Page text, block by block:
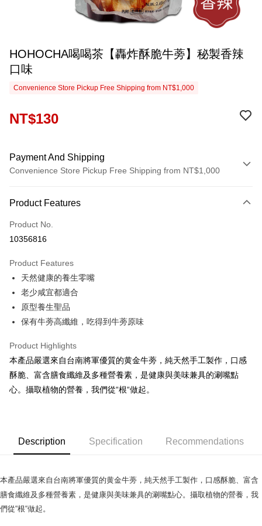
HOHOCHA喝喝茶【轟炸酥脆牛蒡】秘製香辣
口味
Convenience Store Pickup Free Shipping from NT$1,000
NT$130
Payment And Shipping
Convenience Store Pickup Free Shipping from NT$1,000
Credit Card (Full Payment)
Convenience Store Pickup and Pay
Apple Pay
Google Pay
ATM Transfer
Shipping Method
全家取貨付款
NT$70/order | Free shipping on orders of NT$1,000 or more
7-11取貨付款
NT$70/order | Free shipping on orders of NT$1,000 or more
NT$70/order | Free shipping on orders of NT$1,000 or more
宅配
Product Features
Product No.
10356816
Product Features
天然健康的養生零嘴
老少咸宜都適合
原型養生聖品
保有牛蒡高纖維，吃得到牛蒡原味
Product Highlights
本產品嚴選來自台南將軍優質的黄金牛蒡，純天然手工製作，口感
酥脆、富含膳食纖維及多種營養素，是健康與美味兼具的涮嘴點
心。攝取植物的營養，我們從“根“做起。
Description Specification Recommendations
本產品嚴選來自台南將軍優質的黄金牛蒡，純天然手工製作，口感酥脆、富含
膳食纖維及多種營養素，是健康與美味兼具的涮嘴點心。攝取植物的營養，我
們從“根“做起。